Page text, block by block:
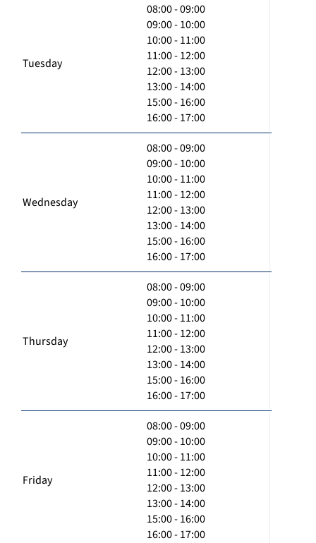
Tuesday
08:00 - 09:00
09:00 - 10:00
10:00 - 11:00
11:00 - 12:00
12:00 - 13:00
13:00 - 14:00
15:00 - 16:00
16:00 - 17:00
Wednesday
08:00 - 09:00
09:00 - 10:00
10:00 - 11:00
11:00 - 12:00
12:00 - 13:00
13:00 - 14:00
15:00 - 16:00
16:00 - 17:00
Thursday
08:00 - 09:00
09:00 - 10:00
10:00 - 11:00
11:00 - 12:00
12:00 - 13:00
13:00 - 14:00
15:00 - 16:00
16:00 - 17:00
Friday
08:00 - 09:00
09:00 - 10:00
10:00 - 11:00
11:00 - 12:00
12:00 - 13:00
13:00 - 14:00
15:00 - 16:00
16:00 - 17:00